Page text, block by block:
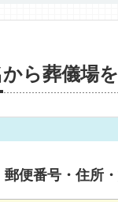
ら葬儀場
郵便番号・住所